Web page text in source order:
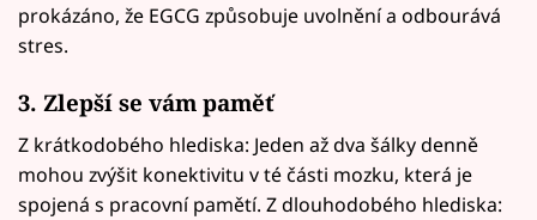
prokázáno, že EGCG způsobuje uvolnění a odbourává
stres.
3. Zlepší se vám paměť
Z krátkodobého hlediska: Jeden až dva šálky denně
mohou zvýšit konektivitu v té části mozku, která je
spojená s pracovní pamětí. Z dlouhodobého hlediska: